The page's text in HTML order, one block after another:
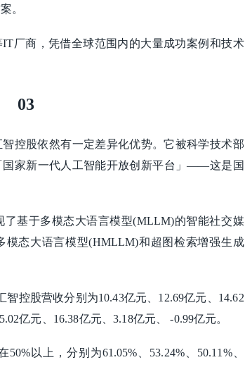
。
IT厂商，凭借全球范围内的大量成功案例和技术
03
控股依然有一定差异化优势。它被科学技术部
国家新一代人工智能开放创新平台」——这是国
基于多模态大语言模型(MLLM)的智能社交媒
模态大语言模型(HMLLM)和超图检索增强生成
控股营收分别为10.43亿元、12.69亿元、14.62
亿元、16.38亿元、3.18亿元、 -0.99亿元。
以上，分别为61.05%、53.24%、50.11%、